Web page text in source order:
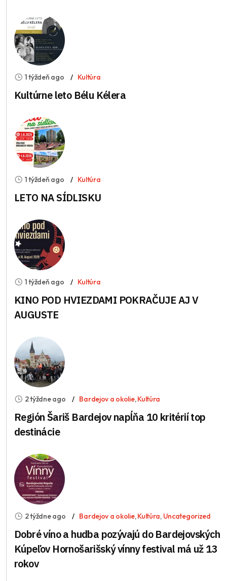
1 týždeň ago Kultúra
Kultúrne leto Bélu Kélera
1 týždeň ago Kultúra
LETO NA SÍDLISKU
1 týždeň ago Kultúra
KINO POD HVIEZDAMI POKRAČUJE AJ V
AUGUSTE
2 týždne ago Bardejov a okolie,Kultúra
Región Šariš Bardejov napĺňa 10 kritérií top
destinácie
2 týždne ago Bardejov a okolie,Kultúra, Uncategorized
Dobré víno a hudba pozývajú do Bardejovských
Kúpeľov Hornošarišský vínny festival má už 13
rokov